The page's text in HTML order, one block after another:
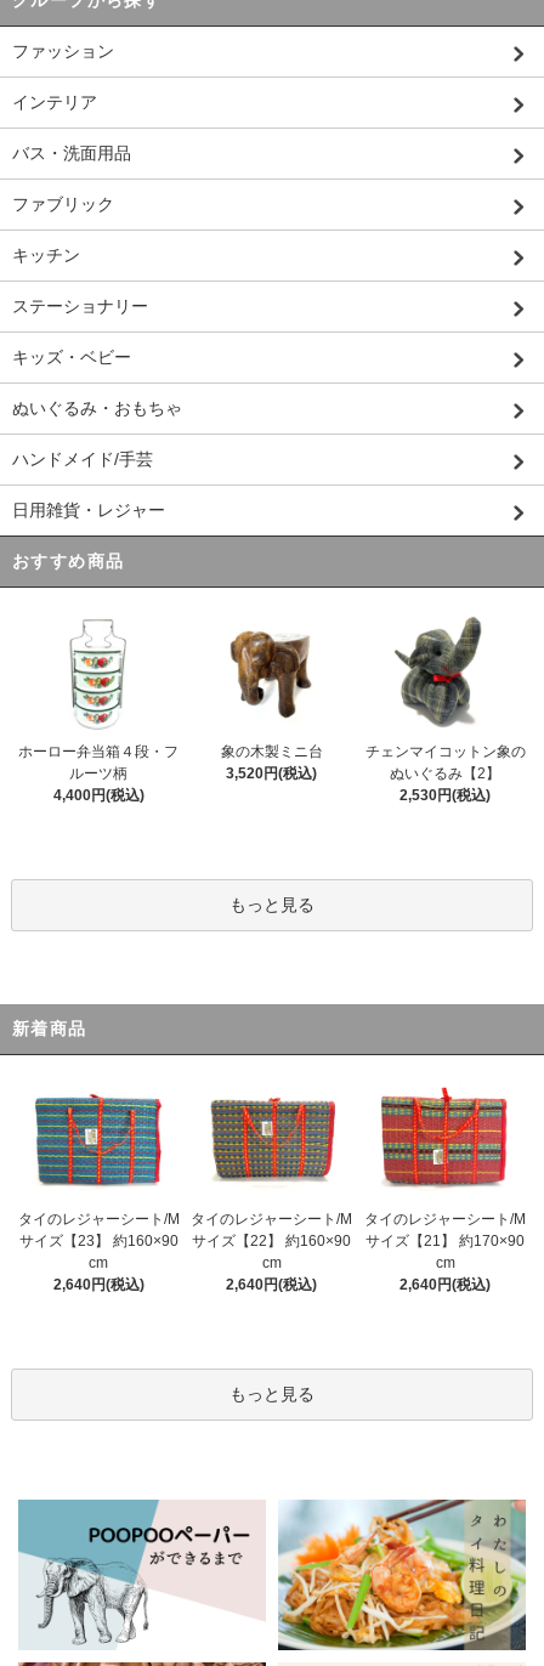
ファッション
インテリア
バス・洗面用品
ファブリック
キッチン
ステーショナリー
キッズ・ベビー
ぬいぐるみ・おもちゃ
ハンドメイド/手芸
日用雑貨・レジャー
おすすめ商品
ホーロー弁当箱４段・フ
ルーツ柄
4,400円(税込)
象の木製ミニ台
3,520円(税込)
チェンマイコットン象の
ぬいぐるみ【2】
2,530円(税込)
もっと見る
新着商品
タイのレジャーシート/M
サイズ【23】 約160×90
cm
2,640円(税込)
タイのレジャーシート/M
サイズ【22】 約160×90
cm
2,640円(税込)
タイのレジャーシート/M
サイズ【21】 約170×90
cm
2,640円(税込)
もっと見る